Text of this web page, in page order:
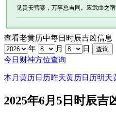
见贵安营寨，万事总吉同。应武曲之
查看老黄历中每日时辰吉凶信息
年
月
日
今日财神方位查询
本月黄历日历昨天黄历日历明天
2025年6月5日时辰吉